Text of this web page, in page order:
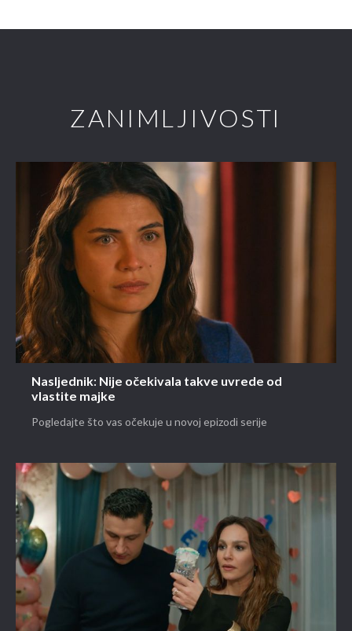
ZANIMLJIVOSTI
Nasljednik: Nije očekivala takve uvrede od
vlastite majke
Pogledajte što vas očekuje u novoj epizodi serije